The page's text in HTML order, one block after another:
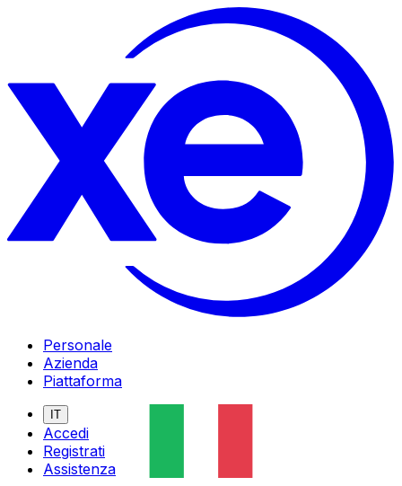
Personale
Azienda
Piattaforma
IT
Accedi
Registrati
Assistenza